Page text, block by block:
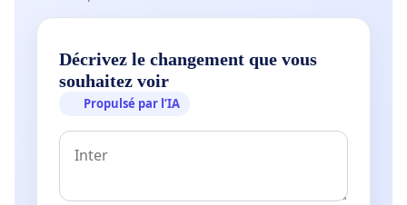
Décrivez le changement que vous
souhaitez voir
Propulsé par l’IA